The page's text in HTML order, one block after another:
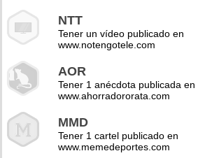
NTT
Tener un vídeo publicado en
www.notengotele.com
AOR
Tener 1 anécdota publicada en
www.ahorradororata.com
MMD
Tener 1 cartel publicado en
www.memedeportes.com